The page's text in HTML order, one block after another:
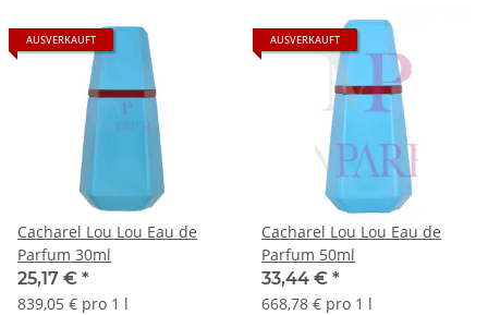
AUSVERKAUFT
Cacharel Lou Lou Eau de
Parfum 30ml
25,17 € *
839,05 € pro 1 l
AUSVERKAUFT
Cacharel Lou Lou Eau de
Parfum 50ml
33,44 € *
668,78 € pro 1 l